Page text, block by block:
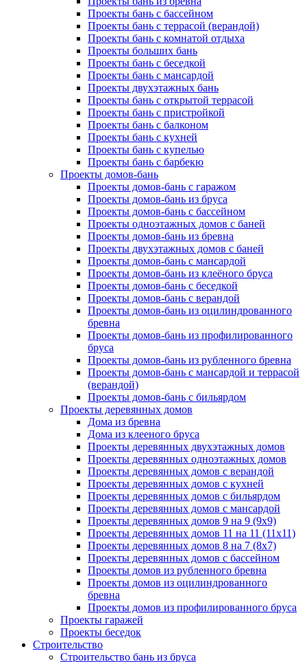
Проекты бань с бассейном
Проекты бань с террасой (верандой)
Проекты бань с комнатой отдыха
Проекты больших бань
Проекты бань с беседкой
Проекты бань с мансардой
Проекты двухэтажных бань
Проекты бань с открытой террасой
Проекты бань с пристройкой
Проекты бань с балконом
Проекты бань с кухней
Проекты бань с купелью
Проекты бань с барбекю
Проекты домов-бань
Проекты домов-бань с гаражом
Проекты домов-бань из бруса
Проекты домов-бань с бассейном
Проекты одноэтажных домов с баней
Проекты домов-бань из бревна
Проекты двухэтажных домов с баней
Проекты домов-бань с мансардой
Проекты домов-бань из клеёного бруса
Проекты домов-бань с беседкой
Проекты домов-бань с верандой
Проекты домов-бань из оцилиндрованного
бревна
Проекты домов-бань из профилированного
бруса
Проекты домов-бань из рубленного бревна
Проекты домов-бань с мансардой и террасой
(верандой)
Проекты домов-бань с бильярдом
Проекты деревянных домов
Дома из бревна
Дома из клееного бруса
Проекты деревянных двухэтажных домов
Проекты деревянных одноэтажных домов
Проекты деревянных домов с верандой
Проекты деревянных домов с кухней
Проекты деревянных домов с бильярдом
Проекты деревянных домов с мансардой
Проекты деревянных домов 9 на 9 (9x9)
Проекты деревянных домов 11 на 11 (11x11)
Проекты деревянных домов 8 на 7 (8x7)
Проекты деревянных домов с бассейном
Проекты домов из рубленного бревна
Проекты домов из оцилиндрованного
бревна
Проекты домов из профилированного бруса
Проекты гаражей
Проекты беседок
Строительство
Строительство бань из бруса